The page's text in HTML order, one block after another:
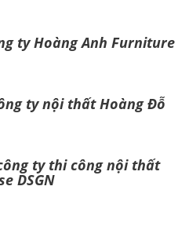
ty Hoàng Anh Furniture
ty nội thất Hoàng Đỗ
ty thi công nội thất
DSGN